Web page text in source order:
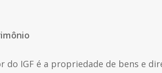
do IGF é a propriedade de bens e